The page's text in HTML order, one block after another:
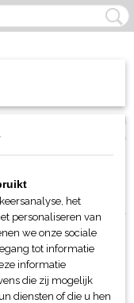
(0)
haar
het
personaliseren van
we onze sociale
tot informatie
informatie
die zij mogelijk
diensten of die u hen